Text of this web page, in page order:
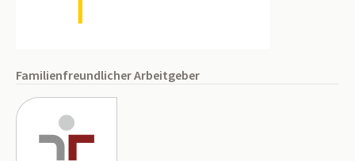
Familienfreundlicher Arbeitgeber